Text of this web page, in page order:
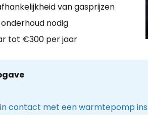
van gasprijzen
nodig
tot €300 per jaar
contact met een warmtepomp